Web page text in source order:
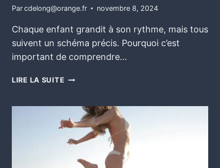
Parcdelong@orange.fr novembre 8, 2024
Chaque enfant grandit à son rythme, mais tous
suivent un schéma précis. Pourquoi c’est
important de comprendre…
LIRE LA SUITE